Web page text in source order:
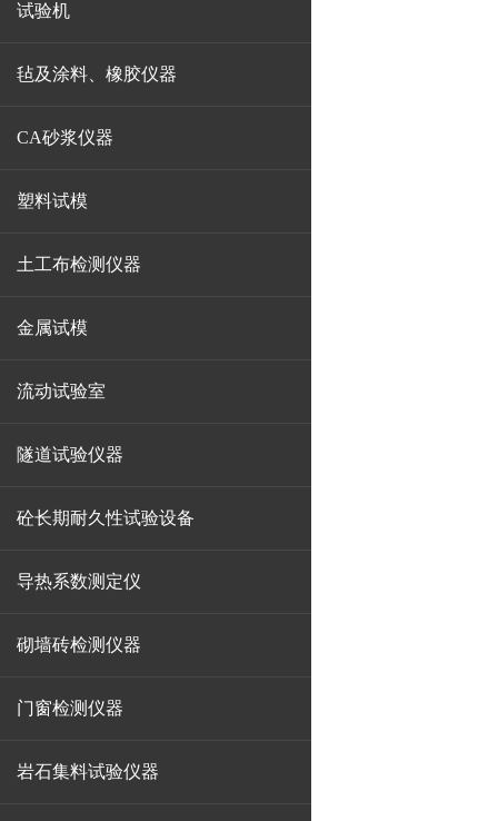
试验机
毡及涂料、橡胶仪器
CA砂浆仪器
塑料试模
土工布检测仪器
金属试模
流动试验室
隧道试验仪器
砼长期耐久性试验设备
导热系数测定仪
砌墙砖检测仪器
门窗检测仪器
岩石集料试验仪器